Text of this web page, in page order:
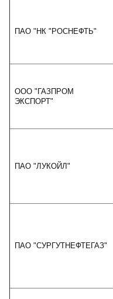
ПАО "НК "РОСНЕФТЬ"
ООО "ГАЗПРОМ
ЭКСПОРТ"
ПАО "ЛУКОЙЛ"
ПАО "СУРГУТНЕФТЕГАЗ"